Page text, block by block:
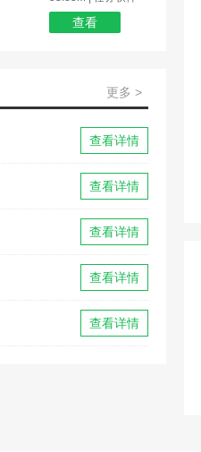
查看
更多 >
查看详情
查看详情
查看详情
查看详情
查看详情